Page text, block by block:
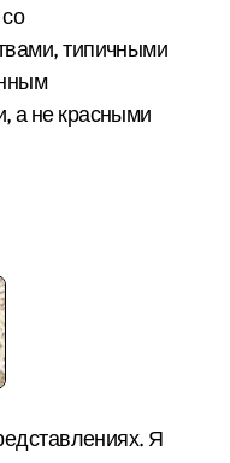
типичными
а не красными
Я